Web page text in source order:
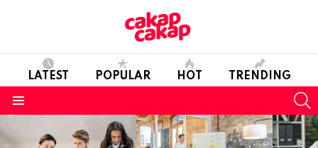
LATEST POPULAR HOT TRENDING
STORIES